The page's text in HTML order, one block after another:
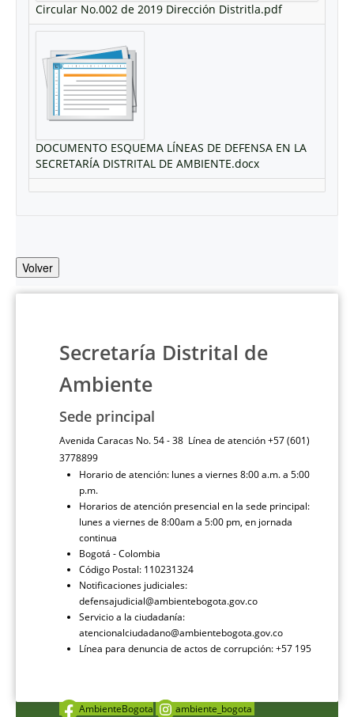
Circular No.002 de 2019 Dirección Distritla.pdf
DOCUMENTO ESQUEMA LÍNEAS DE DEFENSA EN LA
SECRETARÍA DISTRITAL DE AMBIENTE.docx
Volver
Secretaría Distrital de
Ambiente
Sede principal
Avenida Caracas No. 54 - 38 Línea de atención +57 (601)
3778899
Horario de atención: lunes a viernes 8:00 a.m. a 5:00
p.m.
Horarios de atención presencial en la sede principal:
lunes a viernes de 8:00am a 5:00 pm, en jornada
continua
Bogotá - Colombia
Código Postal: 110231324
Notificaciones judiciales:
defensajudicial@ambientebogota.gov.co
Servicio a la ciudadanía:
atencionalciudadano@ambientebogota.gov.co
Línea para denuncia de actos de corrupción: +57 195
AmbienteBogota ambiente_bogota